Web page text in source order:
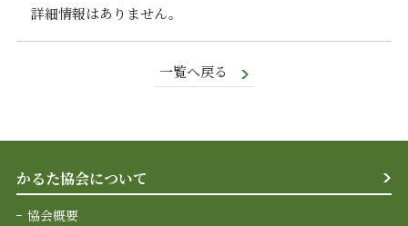
詳細情報はありません。
一覧へ戻る
かるた協会について
協会概要